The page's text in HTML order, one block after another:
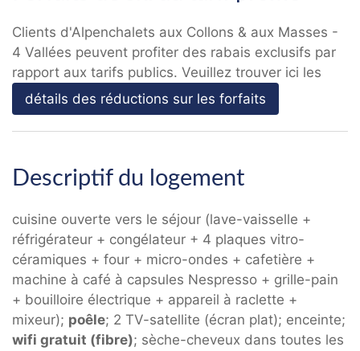
Clients d'Alpenchalets aux Collons & aux Masses -
4 Vallées peuvent profiter des rabais exclusifs par
rapport aux tarifs publics. Veuillez trouver ici les
détails des réductions sur les forfaits
Descriptif du logement
cuisine ouverte vers le séjour (lave-vaisselle +
réfrigérateur + congélateur + 4 plaques vitro-
céramiques + four + micro-ondes + cafetière +
machine à café à capsules Nespresso + grille-pain
+ bouilloire électrique + appareil à raclette +
mixeur); poêle; 2 TV-satellite (écran plat); enceinte;
wifi gratuit (fibre); sèche-cheveux dans toutes les